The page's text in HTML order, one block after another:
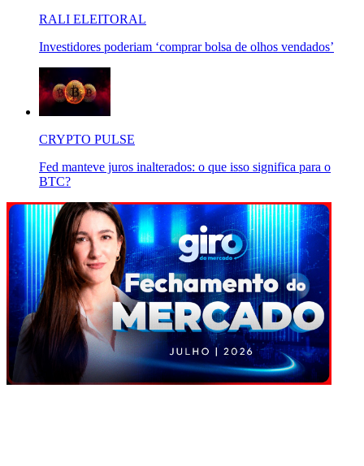
RALI ELEITORAL
Investidores poderiam ‘comprar bolsa de olhos vendados’
CRYPTO PULSE
Fed manteve juros inalterados: o que isso significa para o
BTC?